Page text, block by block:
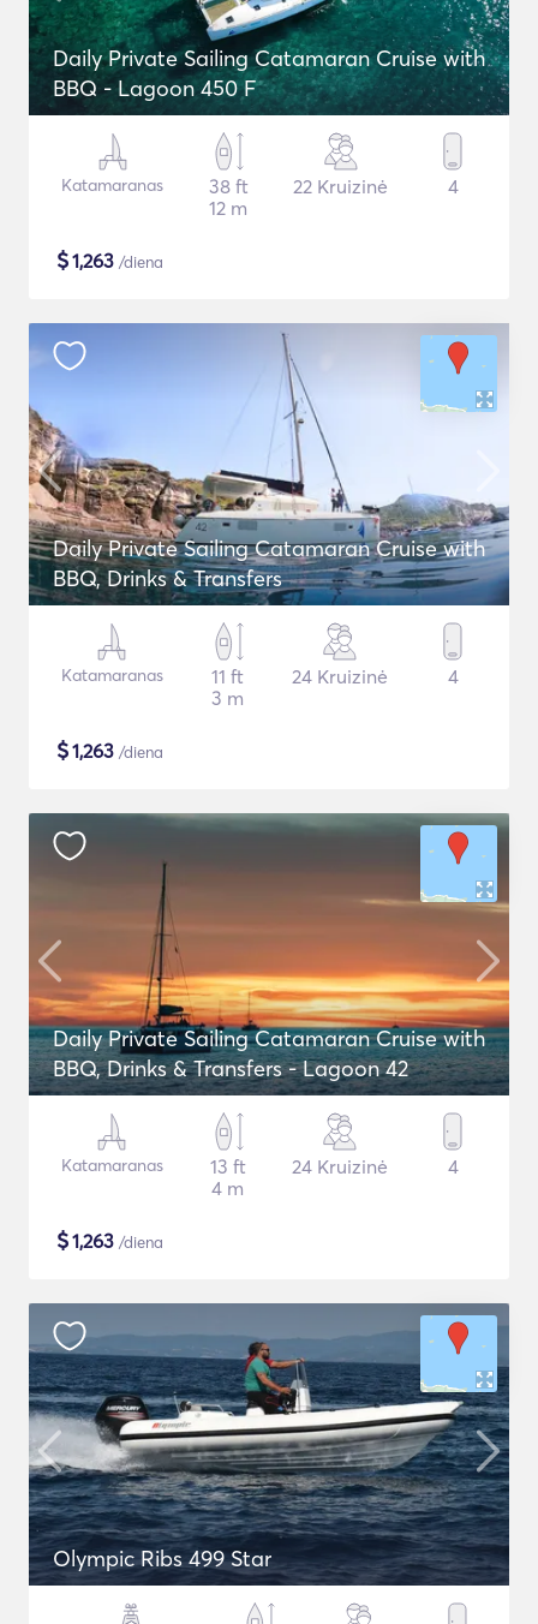
Daily Private Sailing Catamaran Cruise with
BBQ - Lagoon 450 F
Katamaranas
38 ft
12 m
22 Kruizinė 4
$1,263 /diena
Daily Private Sailing Catamaran Cruise with
BBQ, Drinks & Transfers
Katamaranas
11 ft
3 m
24 Kruizinė 4
$1,263 /diena
Daily Private Sailing Catamaran Cruise with
BBQ, Drinks & Transfers - Lagoon 42
Katamaranas
13 ft
4 m
24 Kruizinė 4
$1,263 /diena
Olympic Ribs 499 Star